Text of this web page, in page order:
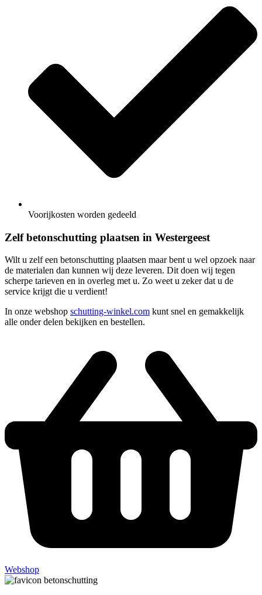
Voorijkosten worden gedeeld
Zelf betonschutting plaatsen in Westergeest
Wilt u zelf een betonschutting plaatsen maar bent u wel opzoek naar
de materialen dan kunnen wij deze leveren. Dit doen wij tegen
scherpe tarieven en in overleg met u. Zo weet u zeker dat u de
service krijgt die u verdient!
In onze webshop schutting-winkel.com kunt snel en gemakkelijk
alle onder delen bekijken en bestellen.
Webshop